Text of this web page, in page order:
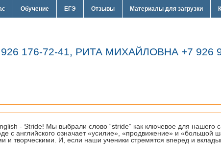
Обучение ЕГЭ Отзывы Материалы для загрузки
176-72-41, РИТА МИХАЙЛОВНА +7 926
- Stride! Мы выбрали слово “stride” как ключевое для нашего
с английского означает «усилие», «продвижение» и «большой
творческими. И, если наши ученики стремятся вперед и